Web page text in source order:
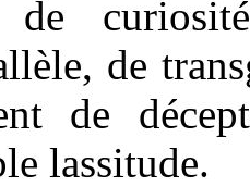
de
de
de
lassitude.